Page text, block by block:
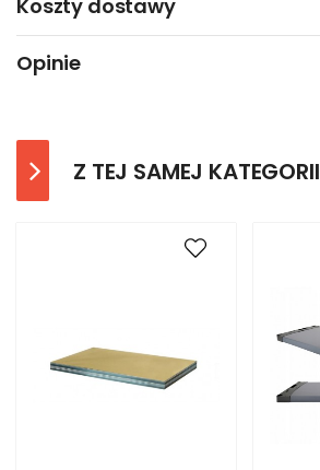
Koszty dostawy
Opinie
Z TEJ SAMEJ KATEGORII